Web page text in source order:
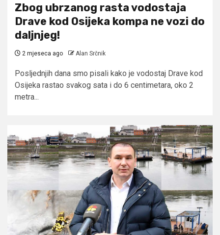
Zbog ubrzanog rasta vodostaja
Drave kod Osijeka kompa ne vozi do
daljnjeg!
2 mjeseca ago Alan Srčnik
Posljednjih dana smo pisali kako je vodostaj Drave kod
Osijeka rastao svakog sata i do 6 centimetara, oko 2
metra...